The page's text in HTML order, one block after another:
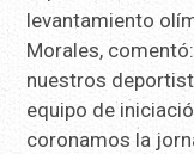
levantamiento
Morales,
nuestros
equipo de
coronamos la